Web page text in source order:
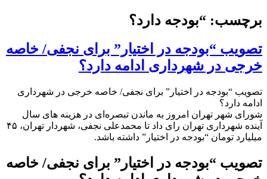
برچسب: “بودجه دارد؟
تصویب “بودجه در اختیار” برای نجفی/ خاصه
خرجی در شهرداری ادامه دارد؟
تصویب “بودجه در اختیار” برای نجفی/ خاصه خرجی در شهرداری
ادامه دارد؟
شورای شهر تهران امروز به ماندن تبصره‌ای در هزینه های سال
آینده شهرداری تهران رای داد تا محمدعلی نجفی، شهردار تهران، ۴۵
میلیارد تومان “بودجه در اختیار” داشته باشد.
تصویب “بودجه در اختیار” برای نجفی/ خاصه